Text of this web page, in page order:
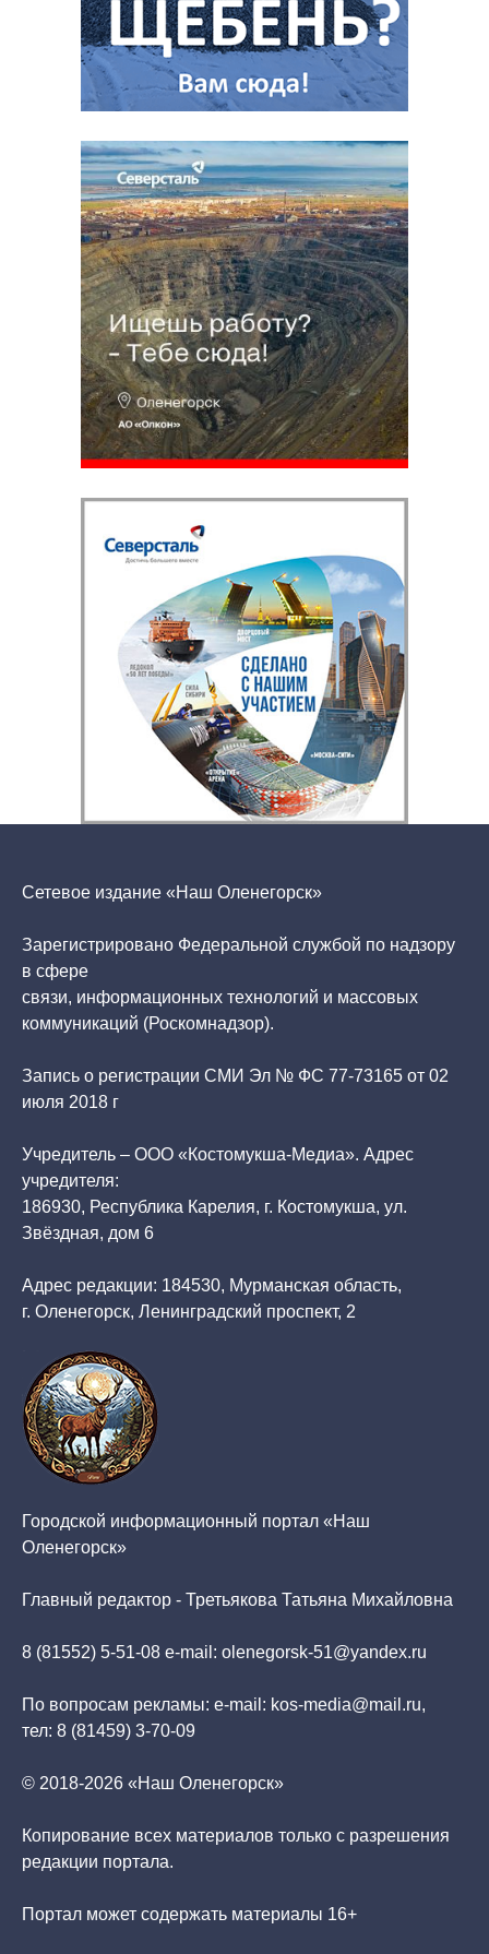
Сетевое издание «Наш Оленегорск»
Зарегистрировано Федеральной службой по надзору
в сфере
связи, информационных технологий и массовых
коммуникаций (Роскомнадзор).
Запись о регистрации СМИ Эл № ФС 77-73165 от 02
июля 2018 г
Учредитель – ООО «Костомукша-Медиа». Адрес
учредителя:
186930, Республика Карелия, г. Костомукша, ул.
Звёздная, дом 6
Адрес редакции: 184530, Мурманская область,
г. Оленегорск, Ленинградский проспект, 2
Городской информационный портал «Наш
Оленегорск»
Главный редактор - Третьякова Татьяна Михайловна
8 (81552) 5-51-08 e-mail: olenegorsk-51@yandex.ru
По вопросам рекламы: e-mail: kos-media@mail.ru,
тел: 8 (81459) 3-70-09
© 2018-2026 «Наш Оленегорск»
Копирование всех материалов только с разрешения
редакции портала.
Портал может содержать материалы 16+